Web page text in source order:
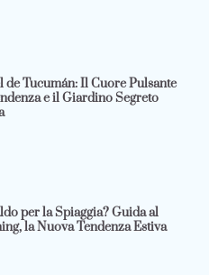
de Tucumán: Il Cuore Pulsante
e il Giardino Segreto
per la Spiaggia? Guida al
la Nuova Tendenza Estiva